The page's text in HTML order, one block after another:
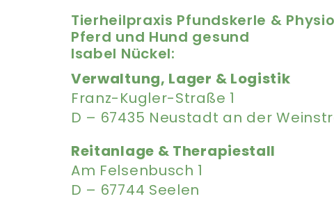
Tierheilpraxis Pfundskerle &
Pferd und Hund gesund
Isabel Nückel:
Verwaltung, Lager & Logistik
Franz-Kugler-Straße 1
D – 67435 Neustadt an der
Reitanlage & Therapiestall
Am Felsenbusch 1
D – 67744 Seelen